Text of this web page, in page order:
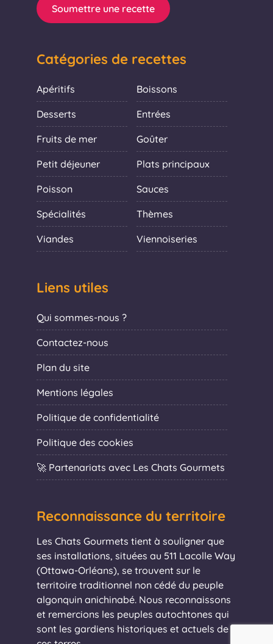
Soumettre une recette
Catégories de recettes
Apéritifs Boissons
Desserts Entrées
Fruits de mer Goûter
Petit déjeuner Plats principaux
Poisson Sauces
Spécialités Thèmes
Viandes Viennoiseries
Liens utiles
Qui sommes-nous ?
Contactez-nous
Plan du site
Mentions légales
Politique de confidentialité
Politique des cookies
🚀 Partenariats avec Les Chats Gourmets
Reconnaissance du territoire
Les Chats Gourmets tient à souligner que
ses installations, situées au 511 Lacolle Way
(Ottawa-Orléans), se trouvent sur le
territoire traditionnel non cédé du peuple
algonquin anichinabé. Nous reconnaissons
et remercions les peuples autochtones qui
sont les gardiens historiques et actuels de